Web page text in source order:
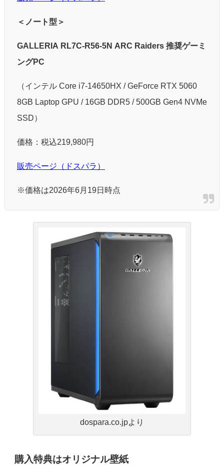
＜ノート型＞
GALLERIA RL7C-R56-5N ARC Raiders 推奨ゲーミ
ングPC
（インテル Core i7-14650HX / GeForce RTX 5060
8GB Laptop GPU / 16GB DDR5 / 500GB Gen4 NVMe
SSD）
価格：税込219,980円
販売ページ（ドスパラ）
※価格は2026年6月19日時点
dospara.co.jpより
購入特典はオリジナル壁紙